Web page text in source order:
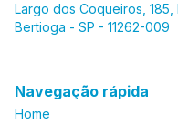
Largo dos Coqueiros, 185,
Bertioga - SP - 11262-009
Navegação rápida
Home